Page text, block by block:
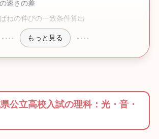
速さの差
ねの伸びの一致条件算出
もっと見る
公立高校入試の理科：光・音・